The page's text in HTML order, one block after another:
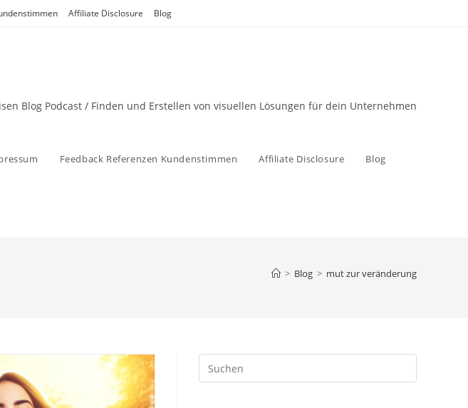
Affiliate Disclosure Blog
Blog Podcast / Finden und Erstellen von visuellen Lösungen für dein Unternehmen
Feedback Referenzen Kundenstimmen Affiliate Disclosure Blog
> Blog > mut zur veränderung
Escape